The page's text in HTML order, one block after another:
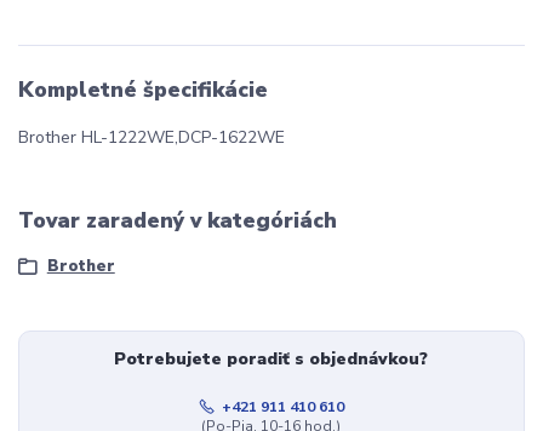
Kompletné špecifikácie
Brother HL-1222WE,DCP-1622WE
Tovar zaradený v kategóriách
Brother
Potrebujete poradiť s objednávkou?
+421 911 410 610
(Po-Pia, 10-16 hod.)